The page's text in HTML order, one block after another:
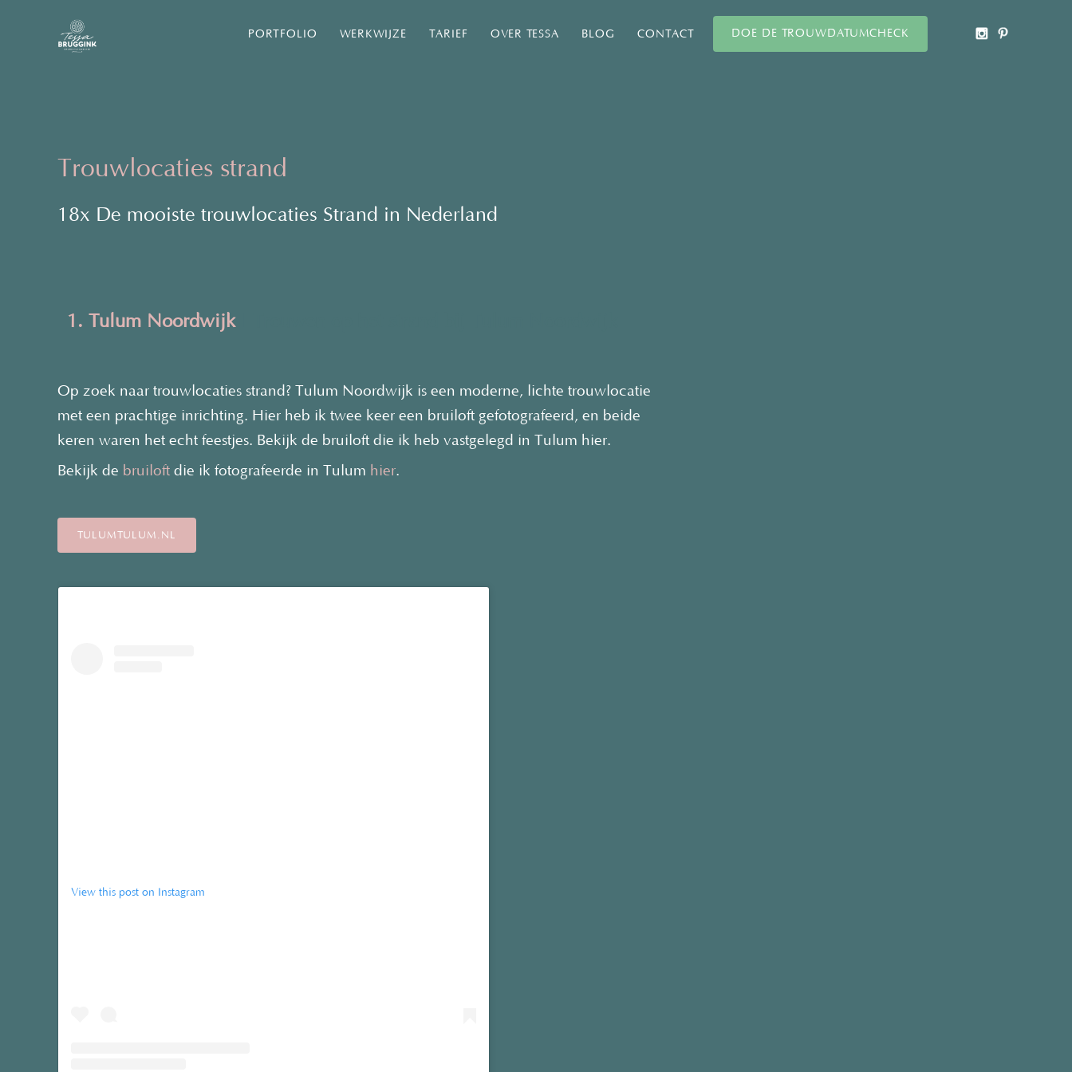
PORTFOLIO WERKWIJZE TARIEF OVER TESSA BLOG CONTACT DOE DE TROUWDATUMCHECK
Trouwlocaties strand
18x De mooiste trouwlocaties Strand in Nederland
1. Tulum Noordwijk
Op zoek naar trouwlocaties strand? Tulum Noordwijk is een moderne, lichte trouwlocatie
met een prachtige inrichting. Hier heb ik twee keer een bruiloft gefotografeerd, en beide
keren waren het echt feestjes. Bekijk de bruiloft die ik heb vastgelegd in Tulum hier.
Bekijk de bruiloft die ik fotografeerde in Tulum hier.
TULUMTULUM.NL
View this post on Instagram